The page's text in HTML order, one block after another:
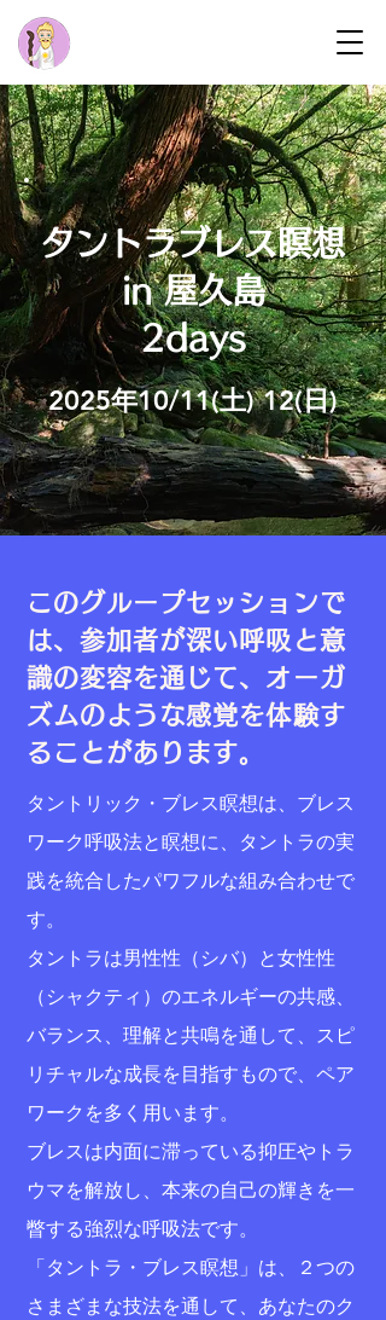
タントラブレス瞑想
in 屋久島
2days
2025年10/11(土) 12(日)
このグループセッションで
は、参加者が深い呼吸と意
識の変容を通じて、オーガ
ズムのような感覚を体験す
ることがあります。
タントリック・ブレス瞑想は、ブレス
ワーク呼吸法と瞑想に、タントラの実
践を統合したパワフルな組み合わせで
す。
タントラは男性性（シバ）と女性性
（シャクティ）のエネルギーの共感、
バランス、理解と共鳴を通して、スピ
リチャルな成長を目指すもので、ペア
ワークを多く用います。
ブレスは内面に滞っている抑圧やトラ
ウマを解放し、本来の自己の輝きを一
瞥する強烈な呼吸法です。
「タントラ・ブレス瞑想」は、２つの
さまざまな技法を通して、あなたのク